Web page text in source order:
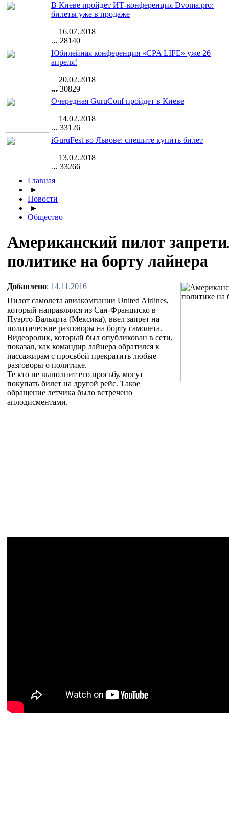
В Киеве пройдет ИТ-конференция Dvoma.pro:
билеты уже в продаже
16.07.2018
28140
Юбилейная конференция «CPA LIFE» уже 26
апреля!
20.02.2018
30829
Очередная GuruConf пройдет в Киеве
14.02.2018
33126
iGuruFest во Львове: спешите купить билет
13.02.2018
33266
Главная
►
Новости
►
Общество
Американский пилот
политике на борту лайнера
Добавлено: 14.11.2016
Пилот самолета авиакомпании United Airlines,
который направлялся из Сан-Франциско в
Пуэрто-Вальярта (Мексика), ввел запрет на
политические разговоры на борту самолета.
Видеоролик, который был опубликован в сети,
показал, как командир лайнера обратился к
пассажирам с просьбой прекратить любые
разговоры о политике.
Те кто не выполнит его просьбу, могут
покупать билет на другой рейс. Такое
обращение летчика было встречено
аплодисментами.